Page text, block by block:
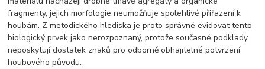
fragmenty, jejich morfologie neumožňuje spolehlivé přiřazení k
houbám. Z metodického hlediska je proto správné evidovat tento
biologický prvek jako nerozpoznaný, protože současné podklady
neposkytují dostatek znaků pro odborně obhajitelné potvrzení
houbového původu.